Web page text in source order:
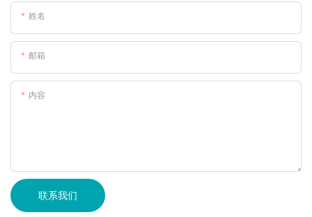
姓名
邮箱
内容
联系我们